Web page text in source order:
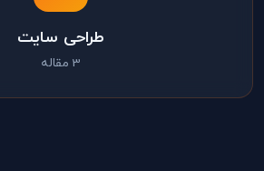
طراحی سایت
3 مقاله